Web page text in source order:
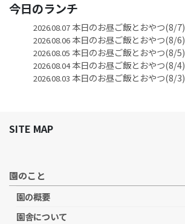
今日のランチ
2026.08.07本日のお昼ご飯とおやつ(8/7)
2026.08.06本日のお昼ご飯とおやつ(8/6)
2026.08.05 本日のお昼ご飯とおやつ(8/5)
2026.08.04本日のお昼ご飯とおやつ(8/4)
2026.08.03 本日のお昼ご飯とおやつ(8/3)
SITE MAP
園のこと
園の概要
園舎について